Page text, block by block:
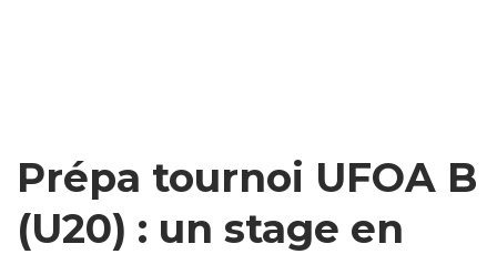
Prépa tournoi UFOA B
(U20) : un stage en